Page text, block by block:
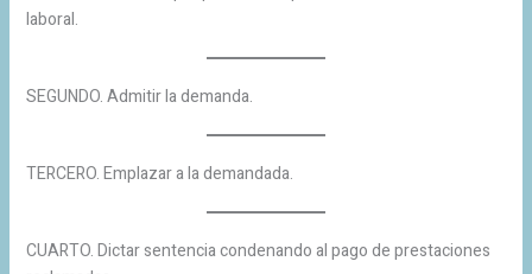
laboral.
SEGUNDO. Admitir la demanda.
TERCERO. Emplazar a la demandada.
CUARTO. Dictar sentencia condenando al pago de prestaciones